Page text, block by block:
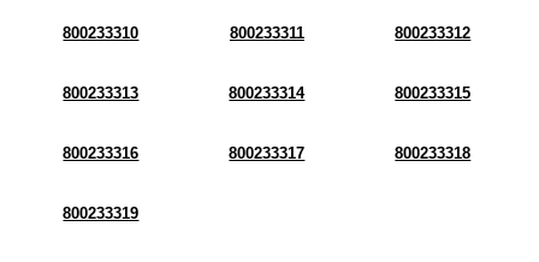
800233310 800233311 800233312
800233313 800233314 800233315
800233316 800233317 800233318
800233319